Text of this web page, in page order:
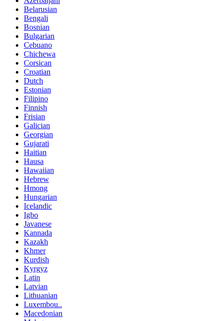
Belarusian
Bengali
Bosnian
Bulgarian
Cebuano
Chichewa
Corsican
Croatian
Dutch
Estonian
Filipino
Finnish
Frisian
Galician
Georgian
Gujarati
Haitian
Hausa
Hawaiian
Hebrew
Hmong
Hungarian
Icelandic
Igbo
Javanese
Kannada
Kazakh
Khmer
Kurdish
Kyrgyz
Latin
Latvian
Lithuanian
Luxembou..
Macedonian